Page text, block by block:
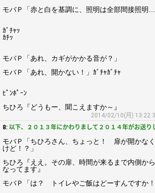
モバＰ「赤と白を基調に、照明は全部間接照明
ｶﾞﾁｬｯ
ｶﾁｯ
モバＰ「あれ、カギがかかる音が？」
モバＰ「あれ、開かない！」ｶﾞﾁｬｶﾞﾁｬ
ﾋﾟﾝﾎﾟｰﾝ
ちひろ『どうもー、聞こえますか～』
2014/02/10(月)
8: 以下、２０１３年にかわりまして２０１４年がお送り
モバＰ「ちひろさん、ちょっと！ 扉が開かな
けど！？」
ちひろ『ええ。その扉、時間が来るまで内側か
なってます』
モバＰ「は？ トイレやご飯はどーすんですか！